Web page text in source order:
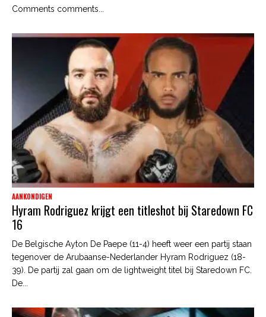
Comments comments...
AANKONDIGEN
Hyram Rodriguez krijgt een titleshot bij Staredown FC
16
De Belgische Ayton De Paepe (11-4) heeft weer een partij staan
tegenover de Arubaanse-Nederlander Hyram Rodriguez (18-
39). De partij zal gaan om de lightweight titel bij Staredown FC.
De...